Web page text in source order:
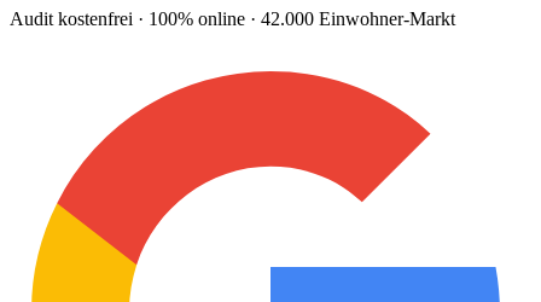
Audit kostenfrei · 100% online · 42.000 Einwohner-Markt